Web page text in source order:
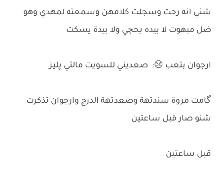
شني انه رحت وسجلت كلامهن وسمعته لمهدي وهو
ضل مبهوت لا بيده يحچي ولا بيدة يسكت
ارجوان بتعب 😢: صعديني للسويت مالتي پليز
گامت مروة سندتهة وصعدتهة الدرج وارجوان تذكرت
شنو صار قبل ساعتين
قبل ساعتين